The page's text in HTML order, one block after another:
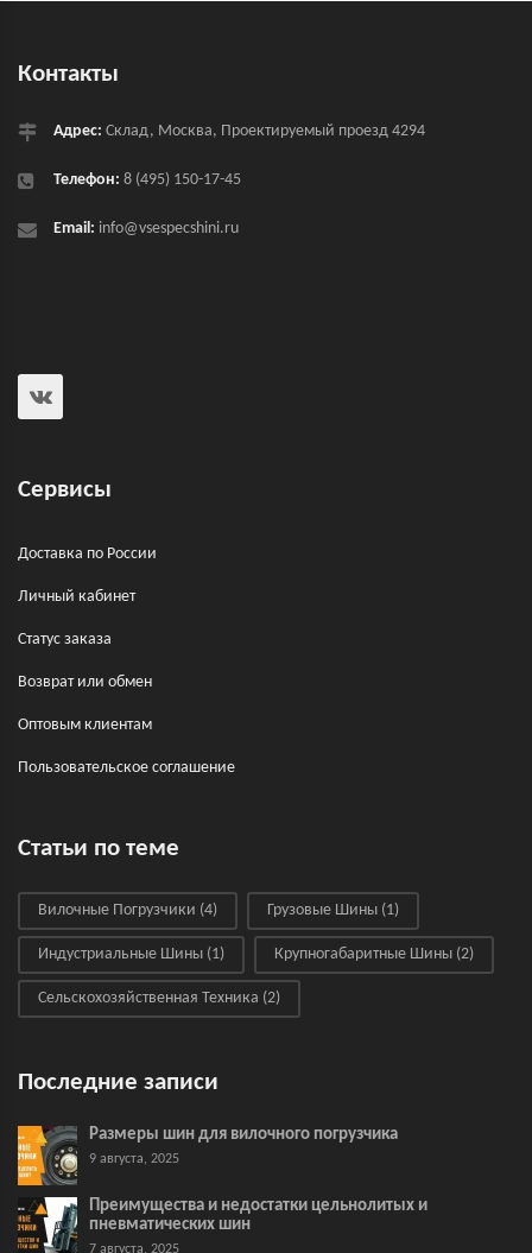
Контакты
Адрес: Склад, Москва, Проектируемый проезд 4294
Телефон: 8 (495) 150-17-45
Email: info@vsespecshini.ru
Сервисы
Доставка по России
Личный кабинет
Статус заказа
Возврат или обмен
Оптовым клиентам
Пользовательское соглашение
Статьи по теме
Вилочные Погрузчики (4) Грузовые Шины (1)
Индустриальные Шины (1) Крупногабаритные Шины (2)
Сельскохозяйственная Техника (2)
Последние записи
Размеры шин для вилочного погрузчика
9 августа, 2025
Преимущества и недостатки цельнолитых и
пневматических шин
7 августа, 2025